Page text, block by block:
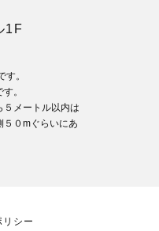
1F
。
。
メートル以内は
５０mぐらいにあ
シー